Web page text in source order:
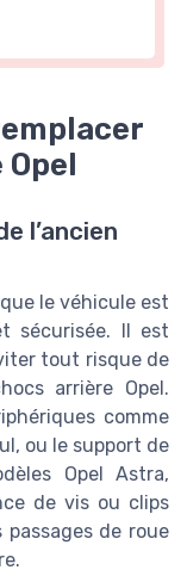
l’ancien
le véhicule est
sécurisée. Il est
tout risque de
arrière Opel.
comme
ou le support de
Opel Astra,
de vis ou clips
de roue